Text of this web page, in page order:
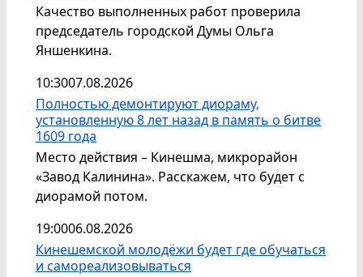
Качество выполненных работ проверила
председатель городской Думы Ольга
Яншенкина.
10:3007.08.2026
Полностью демонтируют диораму,
установленную 8 лет назад в память о битве
1609 года
Место действия – Кинешма, микрорайон
«Завод Калинина». Расскажем, что будет с
диорамой потом.
19:0006.08.2026
Кинешемской молодёжи будет где обучаться
и самореализовываться